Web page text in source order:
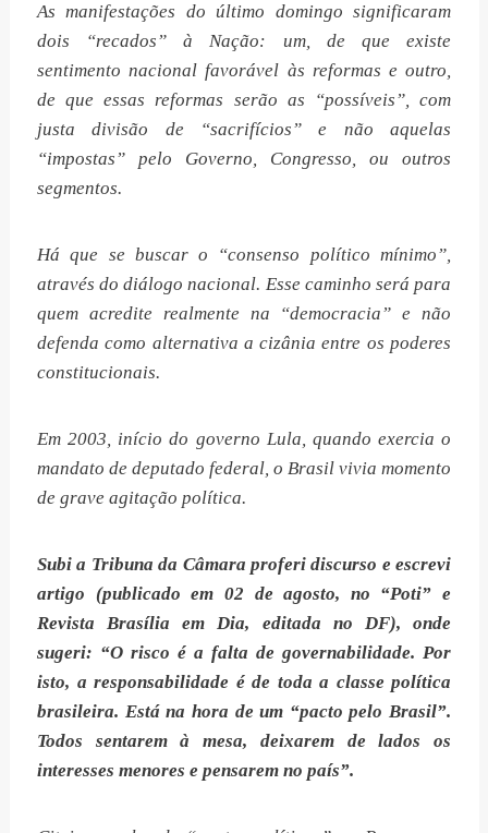
As manifestações do último domingo significaram
dois “recados” à Nação: um, de que existe
sentimento nacional favorável às reformas e outro,
de que essas reformas serão as “possíveis”, com
justa divisão de “sacrifícios” e não aquelas
“impostas” pelo Governo, Congresso, ou outros
segmentos.
Há que se buscar o “consenso político mínimo”,
através do diálogo nacional. Esse caminho será para
quem acredite realmente na “democracia” e não
defenda como alternativa a cizânia entre os poderes
constitucionais.
Em 2003, início do governo Lula, quando exercia o
mandato de deputado federal, o Brasil vivia momento
de grave agitação política.
Subi a Tribuna da Câmara proferi discurso e escrevi
artigo (publicado em 02 de agosto, no “Poti” e
Revista Brasília em Dia, editada no DF), onde
sugeri: “O risco é a falta de governabilidade. Por
isto, a responsabilidade é de toda a classe política
brasileira. Está na hora de um “pacto pelo Brasil”.
Todos sentarem à mesa, deixarem de lados os
interesses menores e pensarem no país”.